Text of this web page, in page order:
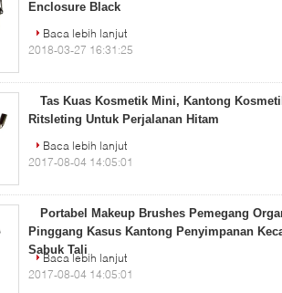
Enclosure Black
Baca lebih lanjut
2018-03-27 16:31:25
Tas Kuas Kosmetik Mini, Kantong
Ritsleting Untuk Perjalanan Hitam
Baca lebih lanjut
2017-08-04 14:05:01
Portabel Makeup Brushes Pemegang
Pinggang Kasus Kantong Penyimpanan
Sabuk Tali
Baca lebih lanjut
2017-08-04 14:05:01